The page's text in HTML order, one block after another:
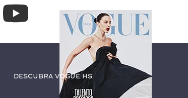
Descubra Vogue HS